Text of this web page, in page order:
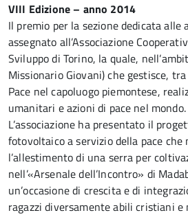
VIII Edizione – anno 2014
Il premio per la sezione dedicata alle
assegnato all’Associazione
Sviluppo di Torino, la quale,
Missionario Giovani) che gestisce, tra
Pace nel capoluogo piemontese,
umanitari e azioni di pace nel mondo.
L’associazione ha presentato il
fotovoltaico a servizio della pace che
l’allestimento di una serra per
nell’«Arsenale dell’Incontro» di
un’occasione di crescita e di
ragazzi diversamente abili cristiani e